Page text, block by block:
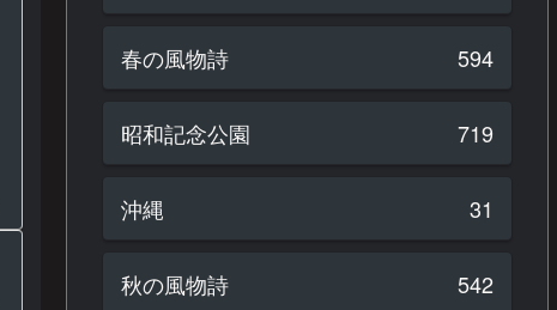
春の風物詩 594
昭和記念公園 719
沖縄 31
秋の風物詩 542